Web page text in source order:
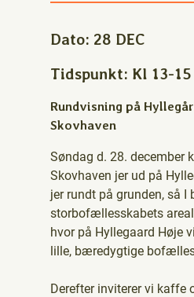
Dato: 28 DEC
Tidspunkt: Kl 13-15
Rundvisning på
Skovhaven
Søndag d. 28. december
Skovhaven jer ud på
jer rundt på grunden, så I
storbofællesskabets
hvor på Hyllegaard Høje
lille, bæredygtige
Derefter inviterer vi kaffe